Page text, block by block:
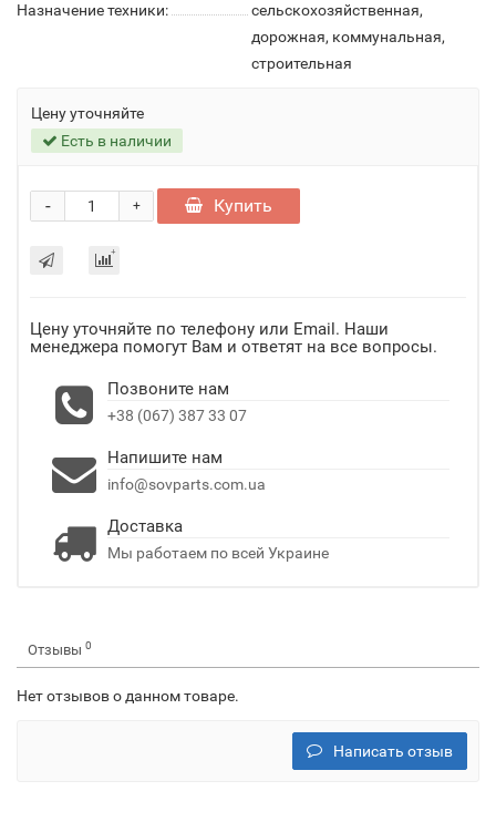
Назначение техники:
сельскохозяйственная,
дорожная, коммунальная,
строительная
Цену уточняйте
Есть в наличии
+
- Купить
Цену уточняйте по телефону или Email. Наши
менеджера помогут Вам и ответят на все вопросы.
Позвоните нам
+38 (067) 387 33 07
Напишите нам
info@sovparts.com.ua
Доставка
Мы работаем по всей Украине
Отзывы 0
Нет отзывов о данном товаре.
Написать отзыв